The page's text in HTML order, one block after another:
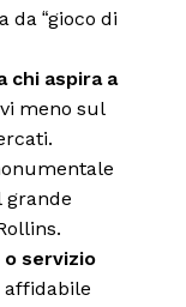
da “gioco di
chi aspira a
meno sul
grande
servizio